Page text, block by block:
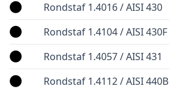
Rondstaf 1.4016 / AISI 430
Rondstaf 1.4104 / AISI 430F
Rondstaf 1.4057 / AISI 431
Rondstaf 1.4112 / AISI 440B